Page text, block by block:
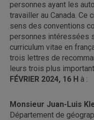
personnes ayant les
travailler au Canada. Ce
sens des conventions
personnes intéressées
curriculum vitae en
trois lettres de
leurs trois plus
FÉVRIER 2024, 16 H à :
Monsieur Juan-Luis
Département de